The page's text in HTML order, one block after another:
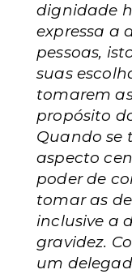
dignidade
expressa a
pessoas,
suas
tomarem
propósito
Quando se
aspecto
poder de
tomar as
inclusive a
gravidez.
um